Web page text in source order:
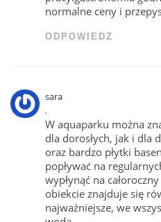
normalne ceny i
ODPOWIEDZ
sara
W aquaparku można
dla dorosłych, jak i dla
oraz bardzo płytki
popływać na
wypłynąć na
obiekcie znajduje się
najważniejsze, we